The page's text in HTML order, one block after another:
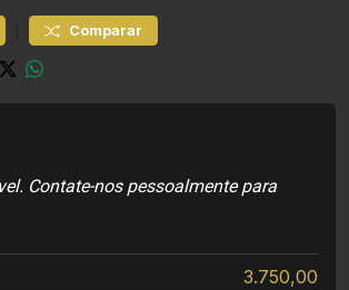
Comparar
Contate-nos pessoalmente para
3.750,00